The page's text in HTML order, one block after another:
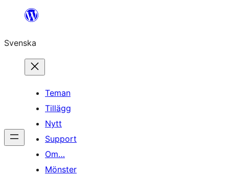
Hoppa
innehåll
Svenska
Teman
Tillägg
Nytt
Support
Om…
Mönster